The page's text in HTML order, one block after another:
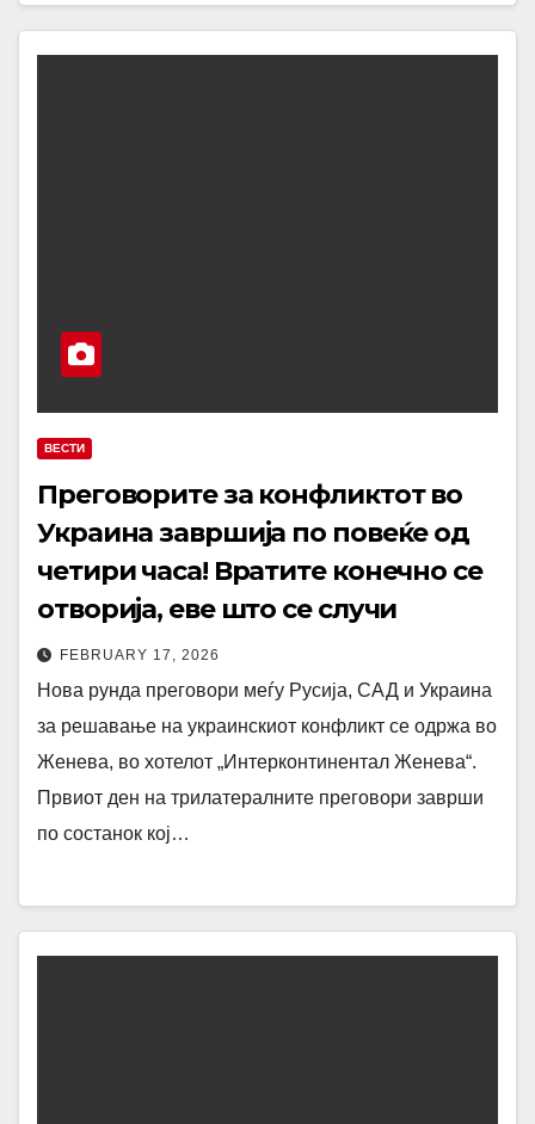
ВЕСТИ
Преговорите за конфликтот во
Украина завршија по повеќе од
четири часа! Вратите конечно се
отворија, еве што се случи
FEBRUARY 17, 2026
Нова рунда преговори меѓу Русија, САД и Украина
за решавање на украинскиот конфликт се одржа во
Женева, во хотелот „Интерконтинентал Женева“.
Првиот ден на трилатералните преговори заврши
по состанок кој…